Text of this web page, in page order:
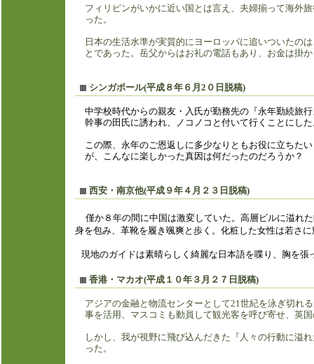
フィリピンがいかに近い国とは言え、夫婦揃って海外
った。
日本の生活水準が実質的にヨーロッパに追いついたの
とであった。岳父からはお礼の電話もあり、お金は掛
シンガポール(平成８年６月2０日脱稿)
中学校時代からの親友・入氏が勤務先の『永年勤続旅
幹事の田氏に誘われ、ノコノコ
この際、永年のご恩返しに多少なりともお役に立ちた
が、こんなに楽しかった真因は何だったのだろうか？
西安・南京他(平成９年４月２３日脱稿)
僅か８年の間に中国は激変していた。高層ビルに溢れ
身を包み、革靴を履き颯爽と歩く。化粧した女性は若さ
現地のガイドは素晴らしく綺麗な日本語を喋り、胸を
香港・マカオ(平成１０年３月２７日脱稿)
アジアの金融と物流センターとして21世紀を泳ぎ切れ
事を活用、マスコミも動員して観光客を呼び寄せ、英
しかし、我が視野に飛び込んだきた『人々の行動に溢
った。